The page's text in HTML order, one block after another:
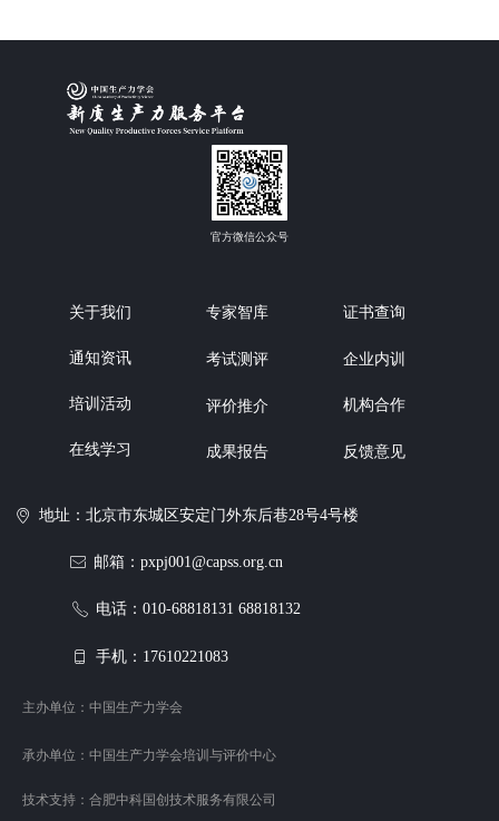
官方微信公众号
专家智库
考试测评
评价推介
成果报告
关于我们
通知资讯
培训活动
在线学习
证书查询
企业内训
机构合作
反馈意见
ꂅ 电话：010-68818131 68818132
ꂘ 邮箱：pxpj001@capss.org.cn
ꀆ 手机：17610221083
ꀷ 地址：北京市东城区安定门外东后巷28号4号楼
承办单位：中国生产力学会培训与评价中心
主办单位：中国生产力学会
技术支持：合肥中科国创技术服务有限公司